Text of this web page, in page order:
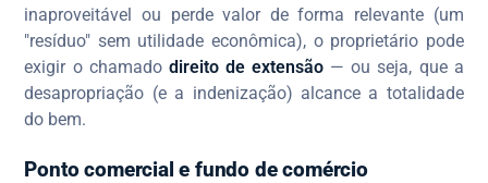
inaproveitável ou perde valor de forma relevante (um
"resíduo" sem utilidade econômica), o proprietário pode
exigir o chamado direito de extensão — ou seja, que a
desapropriação (e a indenização) alcance a totalidade
do bem.
Ponto comercial e fundo de comércio